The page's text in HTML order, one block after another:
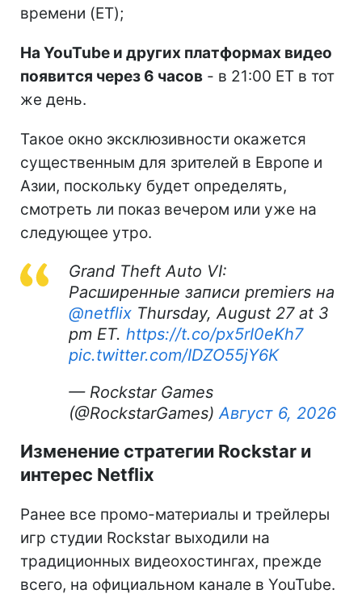
времени (ET);
На YouTube и других платформах видео
появится через 6 часов - в 21:00 ET в тот
же день.
Такое окно эксклюзивности окажется
существенным для зрителей в Европе и
Азии, поскольку будет определять,
смотреть ли показ вечером или уже на
следующее утро.
Grand Theft Auto VI:
Расширенные записи premiers на
@netflix Thursday, August 27 at 3
pm ET. https://t.co/px5rI0eKh7
pic.twitter.com/IDZO55jY6K
— Rockstar Games
(@RockstarGames) Август 6, 2026
Изменение стратегии Rockstar и
интерес Netflix
Ранее все промо-материалы и трейлеры
игр студии Rockstar выходили на
традиционных видеохостингах, прежде
всего, на официальном канале в YouTube.